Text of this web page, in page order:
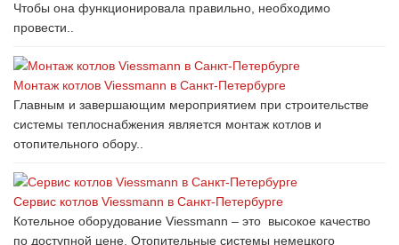
Чтобы она функционировала правильно, необходимо
провести..
Монтаж котлов Viessmann в Санкт-Петербурге
Главным и завершающим мероприятием при строительстве
системы теплоснабжения является монтаж котлов и
отопительного обору..
Сервис котлов Viessmann в Санкт-Петербурге
Котельное оборудование Viessmann – это высокое качество
по доступной цене. Отопительные системы немецкого